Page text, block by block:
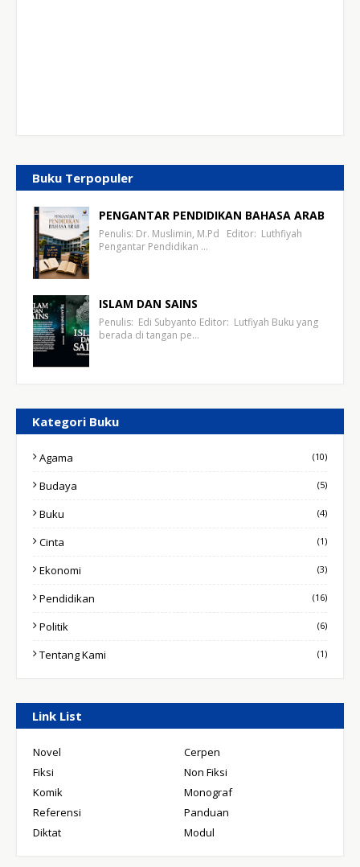
Buku Terpopuler
PENGANTAR PENDIDIKAN BAHASA ARAB
Penulis: Dr. Muslimin, M.Pd Editor: Luthfiyah
Pengantar Pendidikan …
ISLAM DAN SAINS
Penulis: Edi Subyanto Editor: Lutfiyah Buku yang
berada di tangan pe…
Kategori Buku
Agama (10)
Budaya (5)
Buku (4)
Cinta (1)
Ekonomi (3)
Pendidikan (16)
Politik (6)
Tentang Kami (1)
Link List
Novel
Cerpen
Fiksi
Non Fiksi
Komik
Monograf
Referensi
Panduan
Diktat
Modul